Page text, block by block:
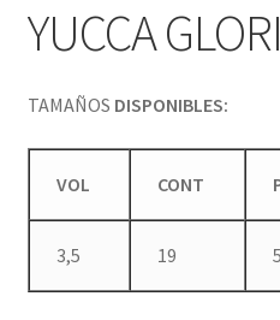
YUCCA
TAMAÑOS DISPONIBLES:
VOL CONT
3,5 19